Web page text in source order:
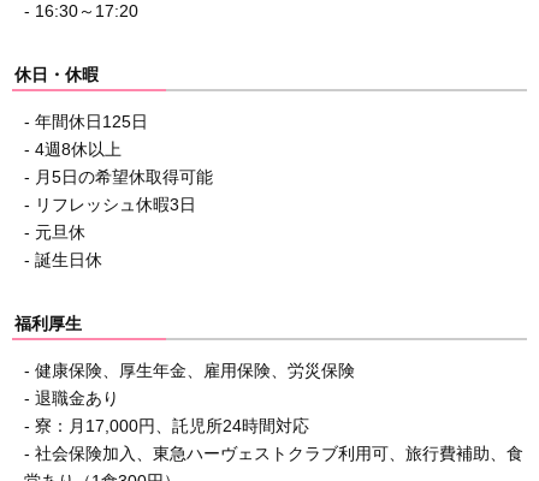
- 16:30～17:20
休日・休暇
- 年間休日125日
- 4週8休以上
- 月5日の希望休取得可能
- リフレッシュ休暇3日
- 元旦休
- 誕生日休
福利厚生
- 健康保険、厚生年金、雇用保険、労災保険
- 退職金あり
- 寮：月17,000円、託児所24時間対応
- 社会保険加入、東急ハーヴェストクラブ利用可、旅行費補助、食